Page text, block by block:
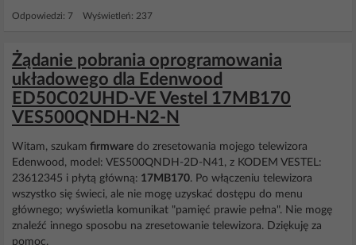
Odpowiedzi: 7 Wyświetleń: 237
Żądanie pobrania oprogramowania
układowego dla Edenwood
ED50C02UHD-VE Vestel 17MB170
VES500QNDH-N2-N
Witam, szukam firmware do zresetowania mojego telewizora
Edenwood, model: VES500QNDH-2D-N41, z KODEM VESTEL:
23612345 i płytą główną: 17MB170. Po włączeniu telewizora
wszystko się świeci, ale nie mogę uzyskać dostępu do menu
głównego; wyświetla komunikat "pamięć prawie pełna". Nie mogę
znaleźć innego sposobu na zresetowanie telewizora. Dziękuję za
pomoc.